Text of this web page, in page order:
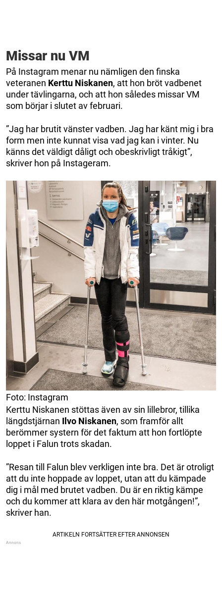
Missar nu VM
På Instagram menar nu nämligen den finska
veteranen Kerttu Niskanen, att hon bröt vadbenet
under tävlingarna, och att hon således missar VM
som börjar i slutet av februari.
”Jag har brutit vänster vadben. Jag har känt mig i bra
form men inte kunnat visa vad jag kan i vinter. Nu
känns det väldigt dåligt och obeskrivligt tråkigt”,
skriver hon på Instageram.
Foto: Instagram
Kerttu Niskanen stöttas även av sin lillebror, tillika
längdstjärnan Ilvo Niskanen, som framför allt
berömmer systern för det faktum att hon fortlöpte
loppet i Falun trots skadan.
”Resan till Falun blev verkligen inte bra. Det är otroligt
att du inte hoppade av loppet, utan att du kämpade
dig i mål med brutet vadben. Du är en riktig kämpe
och du kommer att klara av den här motgången!”,
skriver han.